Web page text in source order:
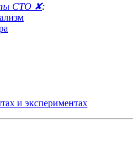
СТО ✘:
и экспериментах